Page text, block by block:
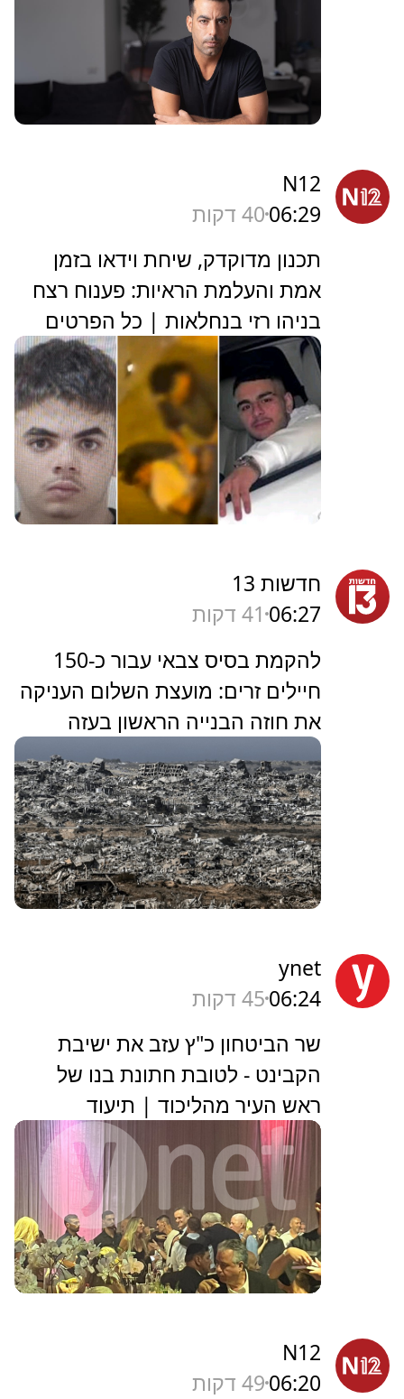
N12
06:2940 דקות
תכנון מדוקדק, שיחת וידאו בזמן
אמת והעלמת הראיות: פענוח רצח
בניהו רזי בנחלאות | כל הפרטים
חדשות 13
06:27 41 דקות
להקמת בסיס צבאי עבור כ-150
חיילים זרים: מועצת השלום העניקה
את חוזה הבנייה הראשון בעזה
ynet
06:2445 דקות
שר הביטחון כ"ץ עזב את ישיבת
הקבינט - לטובת חתונת בנו של
ראש העיר מהליכוד | תיעוד
N12
06:2049 דקות